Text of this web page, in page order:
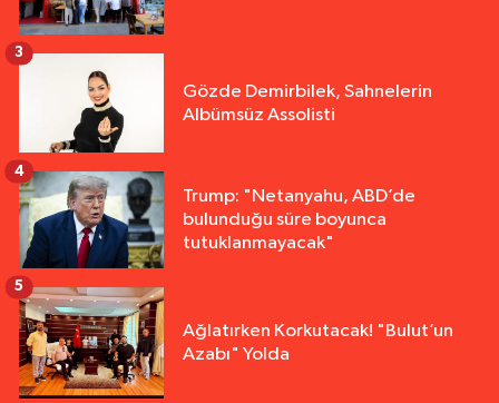
Gözde Demirbilek, Sahnelerin
Albümsüz Assolisti
3
Trump: "Netanyahu, ABD’de
bulunduğu süre boyunca
tutuklanmayacak"
4
Ağlatırken Korkutacak! "Bulut’un
Azabı" Yolda
5